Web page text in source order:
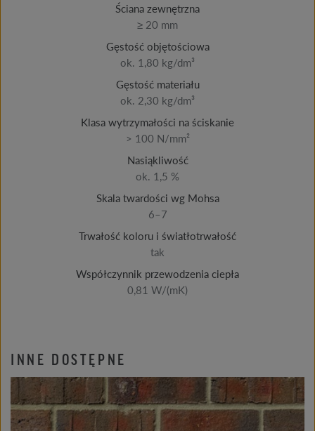
Ściana zewnętrzna
≥ 20 mm
Gęstość objętościowa
ok. 1,80 kg/dm³
Gęstość materiału
ok. 2,30 kg/dm³
Klasa wytrzymałości na ściskanie
> 100 N/mm²
Nasiąkliwość
ok. 1,5 %
Skala twardości wg Mohsa
6–7
Trwałość koloru i światłotrwałość
tak
Współczynnik przewodzenia ciepła
0,81 W/(mK)
INNE DOSTĘPNE